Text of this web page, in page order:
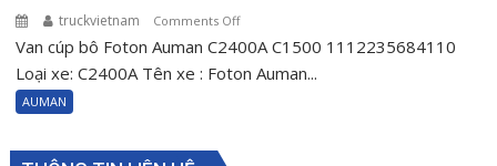
truckvietnam Comments Offon
Van
cúp
Van cúp bô Foton Auman C2400A C1500 1112235684110
Loại xe: C2400A Tên xe : Foton Auman...
AUMAN